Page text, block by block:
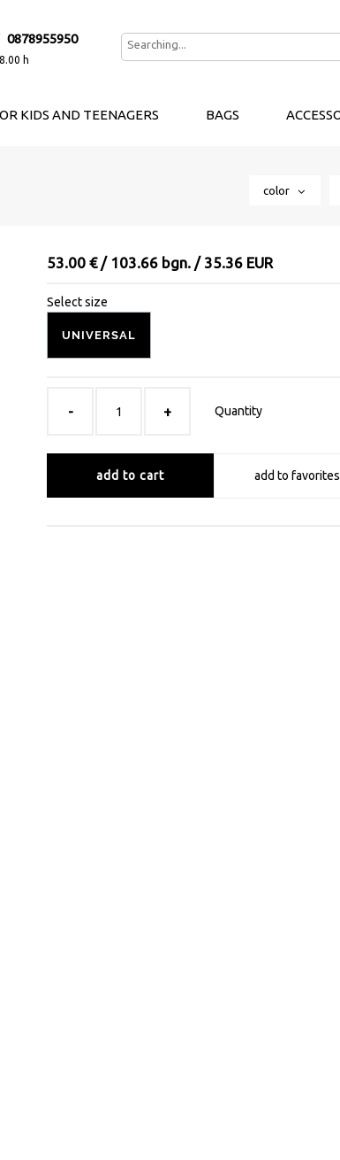
0878955950
h
KIDS AND TEENAGERS BAGS
color
53.00 € / 103.66 bgn. / 35.36 EUR
Select size
UNIVERSAL
Quantity
add to cart add to favorites